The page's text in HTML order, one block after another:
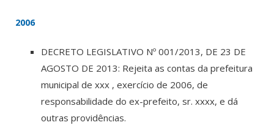
2006
DECRETO LEGISLATIVO Nº 001/2013, DE 23 DE
AGOSTO DE 2013: Rejeita as contas da prefeitura
municipal de xxx , exercício de 2006, de
responsabilidade do ex-prefeito, sr. xxxx, e dá
outras providências.